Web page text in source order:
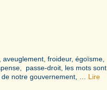
froideur, égoïsme,
passe-droit, les mots sont
notre gouvernement, … Lire